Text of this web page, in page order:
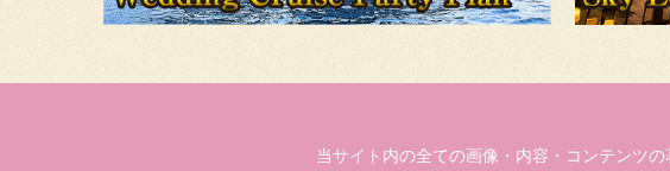
当サイト内の全ての画像・内容・コンテンツ